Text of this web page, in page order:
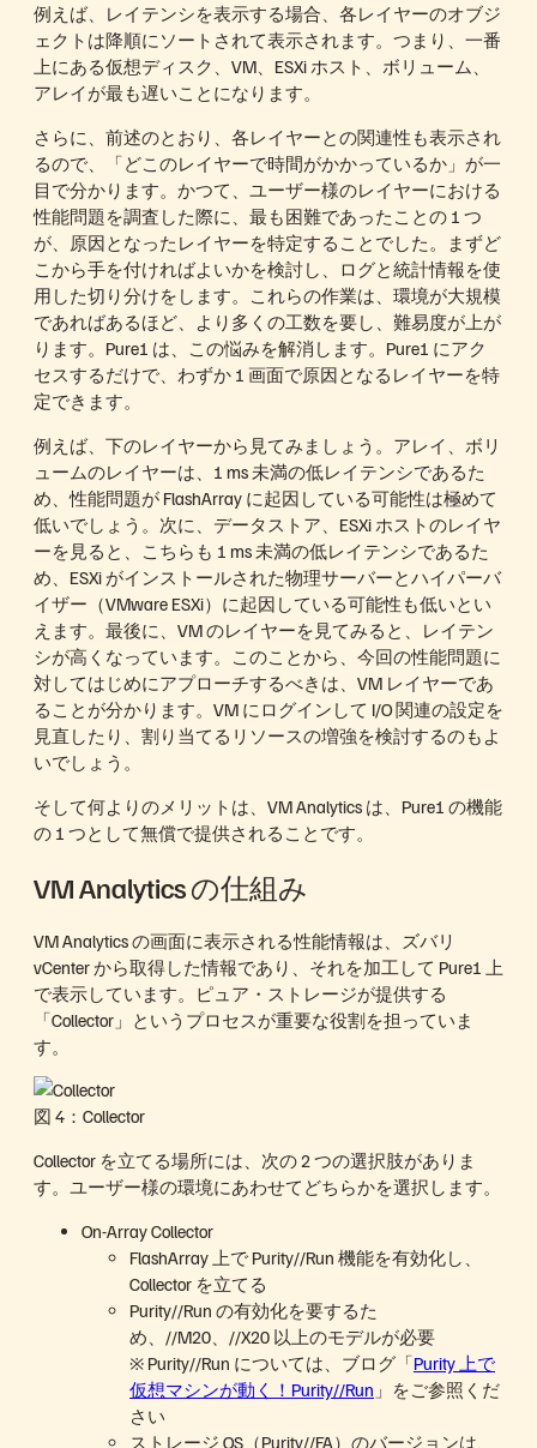
例えば、レイテンシを表示する場合、各レイヤーのオブジ
ェクトは降順にソートされて表示されます。つまり、一番
上にある仮想ディスク、VM、ESXi ホスト、ボリューム、
アレイが最も遅いことになります。
さらに、前述のとおり、各レイヤーとの関連性も表示され
るので、「どこのレイヤーで時間がかかっているか」が一
目で分かります。かつて、ユーザー様のレイヤーにおける
性能問題を調査した際に、最も困難であったことの 1 つ
が、原因となったレイヤーを特定することでした。まずど
こから手を付ければよいかを検討し、ログと統計情報を使
用した切り分けをします。これらの作業は、環境が大規模
であればあるほど、より多くの工数を要し、難易度が上が
ります。Pure1 は、この悩みを解消します。Pure1 にアク
セスするだけで、わずか 1 画面で原因となるレイヤーを特
定できます。
例えば、下のレイヤーから見てみましょう。アレイ、ボリ
ュームのレイヤーは、1 ms 未満の低レイテンシであるた
め、性能問題が FlashArray に起因している可能性は極めて
低いでしょう。次に、データストア、ESXi ホストのレイヤ
ーを見ると、こちらも 1 ms 未満の低レイテンシであるた
め、ESXi がインストールされた物理サーバーとハイパーバ
イザー（VMware ESXi）に起因している可能性も低いとい
えます。最後に、VM のレイヤーを見てみると、レイテン
シが高くなっています。このことから、今回の性能問題に
対してはじめにアプローチするべきは、VM レイヤーであ
ることが分かります。VM にログインして I/O 関連の設定を
見直したり、割り当てるリソースの増強を検討するのもよ
いでしょう。
そして何よりのメリットは、VM Analytics は、Pure1 の機能
の 1 つとして無償で提供されることです。
VM Analytics の仕組み
VM Analytics の画面に表示される性能情報は、ズバリ
vCenter から取得した情報であり、それを加工して Pure1 上
で表示しています。ピュア・ストレージが提供する
「Collector」というプロセスが重要な役割を担っていま
す。
図 4：Collector
Collector を立てる場所には、次の 2 つの選択肢がありま
す。ユーザー様の環境にあわせてどちらかを選択します。
On-Array Collector
FlashArray 上で Purity//Run 機能を有効化し、
Collector を立てる
Purity//Run の有効化を要するた
め、//M20、//X20 以上のモデルが必要
※ Purity//Run については、ブログ「Purity 上で
仮想マシンが動く！Purity//Run 」をご参照くだ
さい
ストレージ OS（Purity//FA）のバージョンは、